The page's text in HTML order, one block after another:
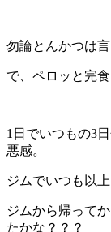
勿論とんかつは
で、ペロッと完
1日でいつもの3
悪感。
ジムでいつも以
ジムから帰って
たかな？？？